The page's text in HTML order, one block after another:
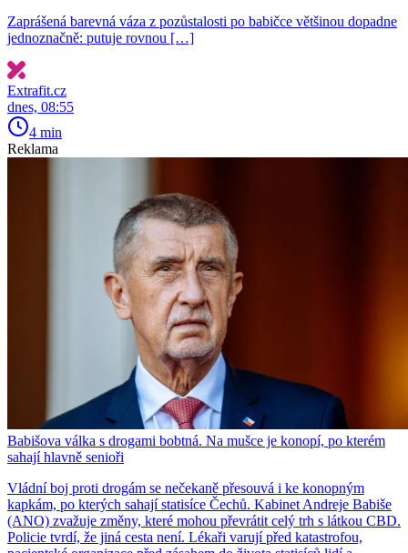
Zaprášená barevná váza z pozůstalosti po babičce většinou dopadne
jednoznačně: putuje rovnou […]
Extrafit.cz
dnes, 08:55
4 min
Reklama
Babišova válka s drogami bobtná. Na mušce je konopí, po kterém
sahají hlavně senioři
Vládní boj proti drogám se nečekaně přesouvá i ke konopným
kapkám, po kterých sahají statisíce Čechů. Kabinet Andreje Babiše
(ANO) zvažuje změny, které mohou převrátit celý trh s látkou CBD.
Policie tvrdí, že jiná cesta není. Lékaři varují před katastrofou,